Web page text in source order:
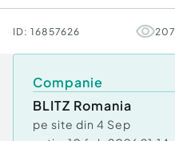
Stare Bună
ID: 16857626 207
Companie
BLITZ Romania
pe site din 4 Sep